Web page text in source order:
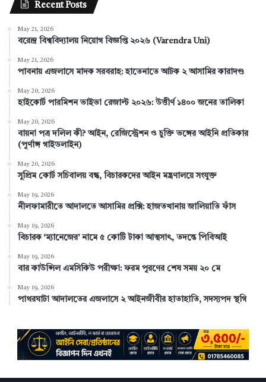
c
e
o
k
t
e
s
k
n
T
e
t
a
Recent Posts
May 21, 2026
বরেন্দ্র বিশ্ববিদ্যালয় নিয়োগ বিজ্ঞপ্তি ২০২৬ (Varendra Uni)
May 21, 2026
পাবনায় এজলাসে মাদক সরবরাহ: হাতেনাতে আটক ২ আসামির কারাদণ্ড
May 20, 2026
হাইকোর্ট পারমিশন ভাইভা রেজাল্ট ২০২৬: উত্তীর্ণ ১৪০০ জনের তালিকা
May 20, 2026
বায়না পত্র দলিল কী? আইন, রেজিস্ট্রেশন ও চুক্তি ভঙ্গের আইনি প্রতিকার
(পূর্ণাঙ্গ গাইডলাইন)
May 20, 2026
সুপ্রিম কোর্ট সচিবালয় বন্ধ, বিচারকদের আইন মন্ত্রণালয়ে সংযুক্ত
May 19, 2026
নীলফামারীতে আদালতে আসামির প্রক্সি: হাজতখানায় জালিয়াতি ফাঁস
May 19, 2026
বিচারক ‘ম্যানেজের’ নামে ৫ কোটি টাকা আত্মসাৎ, তদন্তে পিবিআই
May 19, 2026
বার কাউন্সিল এমসিকিউ পরীক্ষা: ফরম পূরণের শেষ সময় ২০ মে
May 19, 2026
পাথরঘাটা আদালতের এজলাসে ২ আইনজীবীর হাতাহাতি, সদস্যপদ স্থগি